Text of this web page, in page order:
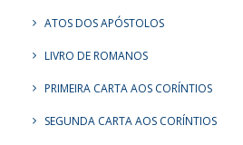
ATOS DOS APÓSTOLOS
LIVRO DE ROMANOS
PRIMEIRA CARTA AOS CORÍNTIOS
SEGUNDA CARTA AOS CORÍNTIOS